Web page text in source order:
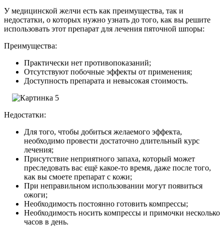
У медицинской желчи есть как преимущества, так и
недостатки, о которых нужно узнать до того, как вы решите
использовать этот препарат для лечения пяточной шпоры:
Преимущества:
Практически нет противопоказаний;
Отсутствуют побочные эффекты от применения;
Доступность препарата и невысокая стоимость.
Недостатки:
Для того, чтобы добиться желаемого эффекта,
необходимо провести достаточно длительный курс
лечения;
Присутствие неприятного запаха, который может
преследовать вас ещё какое-то время, даже после того,
как вы смоете препарат с кожи;
При неправильном использовании могут появиться
ожоги;
Необходимость постоянно готовить компрессы;
Необходимость носить компрессы и примочки несколько
часов в день.